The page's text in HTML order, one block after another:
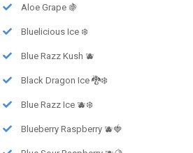
Aloe Grape 🍇
Bluelicious Ice ❄️
Blue Razz Kush 🫐
Black Dragon Ice 🐉❄️
Blue Razz Ice 🫐❄️
Blueberry Raspberry 🫐🍓